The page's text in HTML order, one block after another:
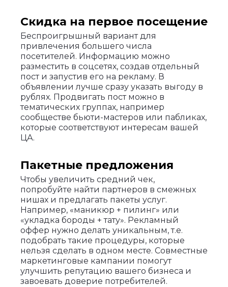
Скидка на первое посещение
Беспроигрышный вариант для
привлечения большего числа
посетителей. Информацию можно
разместить в соцсетях, создав отдельный
пост и запустив его на рекламу. В
объявлении лучше сразу указать выгоду в
рублях. Продвигать пост можно в
тематических группах, например
сообществе бьюти-мастеров или пабликах,
которые соответствуют интересам вашей
ЦА.
Пакетные предложения
Чтобы увеличить средний чек,
попробуйте найти партнеров в смежных
нишах и предлагать пакеты услуг.
Например, «маникюр + пилинг» или
«укладка бороды + тату». Рекламный
оффер нужно делать уникальным, т.е.
подобрать такие процедуры, которые
нельзя сделать в одном месте. Совместные
маркетинговые кампании помогут
улучшить репутацию вашего бизнеса и
завоевать доверие потребителей.